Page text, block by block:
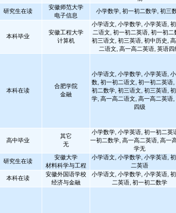
研究生在读
安徽师范大学
电子信息
小学数学, 初一初二数学, 初三
本科毕业
安徽工程大学
计算机
小学语文, 小学数学, 小学英语,
二语文, 初一初二英语, 初一初二
初三语文, 初三英语, 初中历史,
二语文, 高一高二英语, 英语四
本科在读
合肥学院
金融
小学语文, 小学数学, 小学英语,
数, 初一初二语文, 初一初二英语,
初二数学, 初三语文, 初三英语,
学, 高一高二语文, 高一高二英语,
四级
高中毕业
其它
无
小学数学, 小学英语, 初一初二英
一初二数学, 高一高二英语, 高一
学无
研究生在读
安徽大学
材料科学与工程
小学语文, 小学数学, 小学英语,
二英语
本科在读
安徽外国语学校
经济与金融
小学语文, 小学数学, 小学英语,
二英语, 初一初二数学